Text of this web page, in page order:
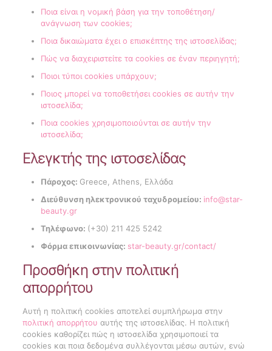
Ποια είναι η νομική βάση για την τοποθέτηση/
ανάγνωση των cookies;
Ποια δικαιώματα έχει ο επισκέπτης της ιστοσελίδας;
Πώς να διαχειριστείτε τα cookies σε έναν περιηγητή;
Ποιοι τύποι cookies υπάρχουν;
Ποιος μπορεί να τοποθετήσει cookies σε αυτήν την
ιστοσελίδα;
Ποια cookies χρησιμοποιούνται σε αυτήν την
ιστοσελίδα;
Ελεγκτής της ιστοσελίδας
Πάροχος: Greece, Athens, Ελλάδα
Διεύθυνση ηλεκτρονικού ταχυδρομείου: info@star-
beauty.gr
Τηλέφωνο: (+30) 211 425 5242
Φόρμα επικοινωνίας: star-beauty.gr/contact/
Προσθήκη στην πολιτική
απορρήτου
Αυτή η πολιτική cookies αποτελεί συμπλήρωμα στην
πολιτική απορρήτου αυτής της ιστοσελίδας. Η πολιτική
cookies καθορίζει πώς η ιστοσελίδα χρησιμοποιεί τα
cookies και ποια δεδομένα συλλέγονται μέσω αυτών, ενώ